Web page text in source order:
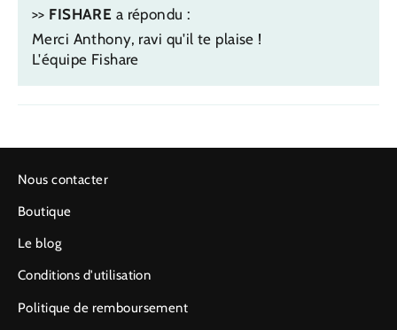
>> FISHARE a répondu :
Merci Anthony, ravi qu'il te plaise !
L'équipe Fishare
Nous contacter
Boutique
Le blog
Conditions d'utilisation
Politique de remboursement